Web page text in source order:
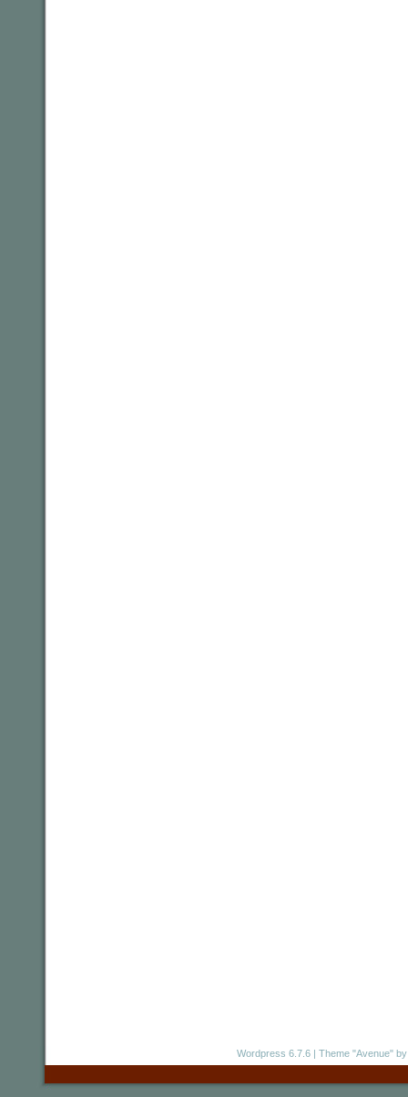
Wordpress 6.7.6 | Theme "Avenue"